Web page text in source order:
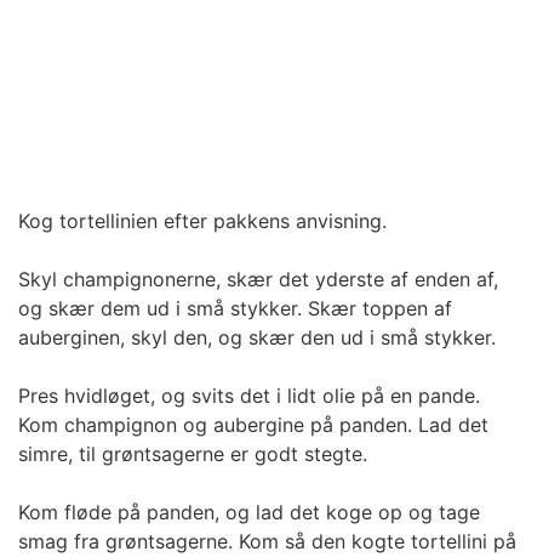
Kog tortellinien efter pakkens anvisning.
Skyl champignonerne, skær det yderste af enden af,
og skær dem ud i små stykker. Skær toppen af
auberginen, skyl den, og skær den ud i små stykker.
Pres hvidløget, og svits det i lidt olie på en pande.
Kom champignon og aubergine på panden. Lad det
simre, til grøntsagerne er godt stegte.
Kom fløde på panden, og lad det koge op og tage
smag fra grøntsagerne. Kom så den kogte tortellini på